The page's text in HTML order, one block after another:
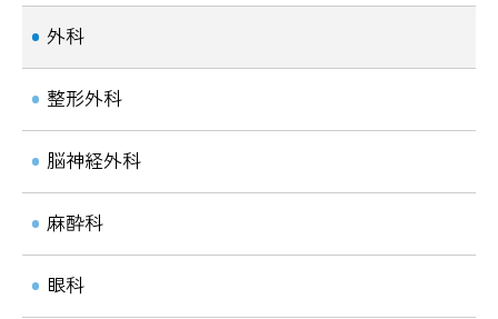
外科
整形外科
脳神経外科
麻酔科
眼科